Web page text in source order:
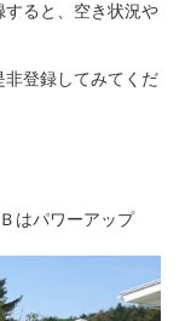
すると、空き状況や
登録してみてくだ
はパワーアップ